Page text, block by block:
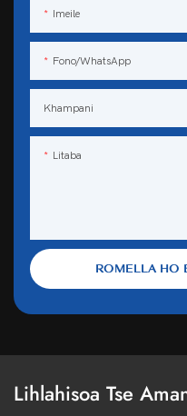
Imeile
Fono/WhatsApp
Khampani
Litaba
ROMELLA HO
Lihlahisoa Tse